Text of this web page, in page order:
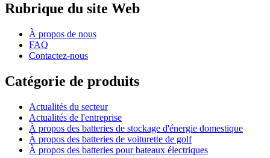
Rubrique du site Web
À propos de nous
FAQ
Contactez-nous
Catégorie de produits
Actualités du secteur
Actualités de l'entreprise
À propos des batteries de stockage d'énergie domestique
À propos des batteries de voiturette de golf
À propos des batteries pour bateaux électriques